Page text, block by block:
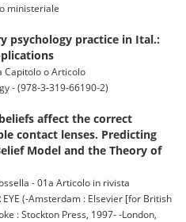
ministeriale
psychology practice in Ital.:
Capitolo o Articolo
- (978-3-319-66190-2)
affect the correct
contact lenses. Predicting
Model and the Theory of
- 01a Articolo in rivista
EYE (-Amsterdam : Elsevier [for British
: Stockton Press, 1997- -London,